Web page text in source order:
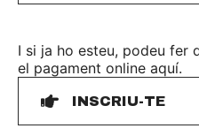
I si ja ho esteu, podeu fer
el pagament online aquí.
INSCRIU-TE